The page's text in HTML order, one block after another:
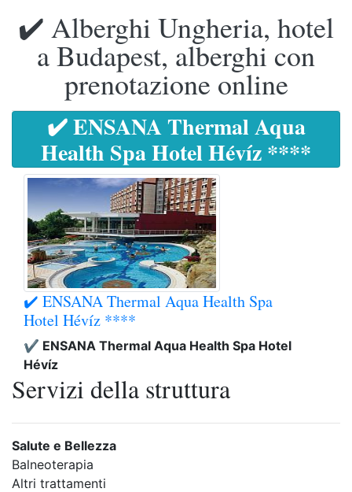
✔️ Alberghi Ungheria, hotel
a Budapest, alberghi con
prenotazione online
✔️ ENSANA Thermal Aqua
Health Spa Hotel Hévíz ****
✔️ ENSANA Thermal Aqua Health Spa
Hotel Hévíz ****
✔️ ENSANA Thermal Aqua Health Spa Hotel
Hévíz
Servizi della struttura
Salute e Bellezza
Balneoterapia
Altri trattamenti